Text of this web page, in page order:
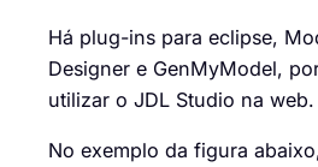
Há plug-ins para eclipse,
Designer e GenMyModel,
utilizar o JDL Studio na web.
No exemplo da figura